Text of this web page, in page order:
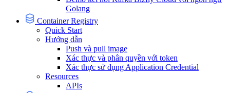
Golang
Container Registry
Quick Start
Hướng dẫn
Push và pull image
Xác thực và phân quyền với token
Xác thực sử dụng Application Credential
Resources
APIs